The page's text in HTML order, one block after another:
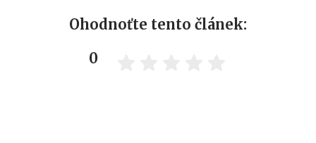
Ohodnoťte tento článek:
0